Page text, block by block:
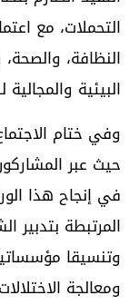
التحملات، مع
النظافة،
البيئية
وفي ختام
حيث عبر
في إنجاح هذا
المرتبطة
وتنسيقا
ومعالجة